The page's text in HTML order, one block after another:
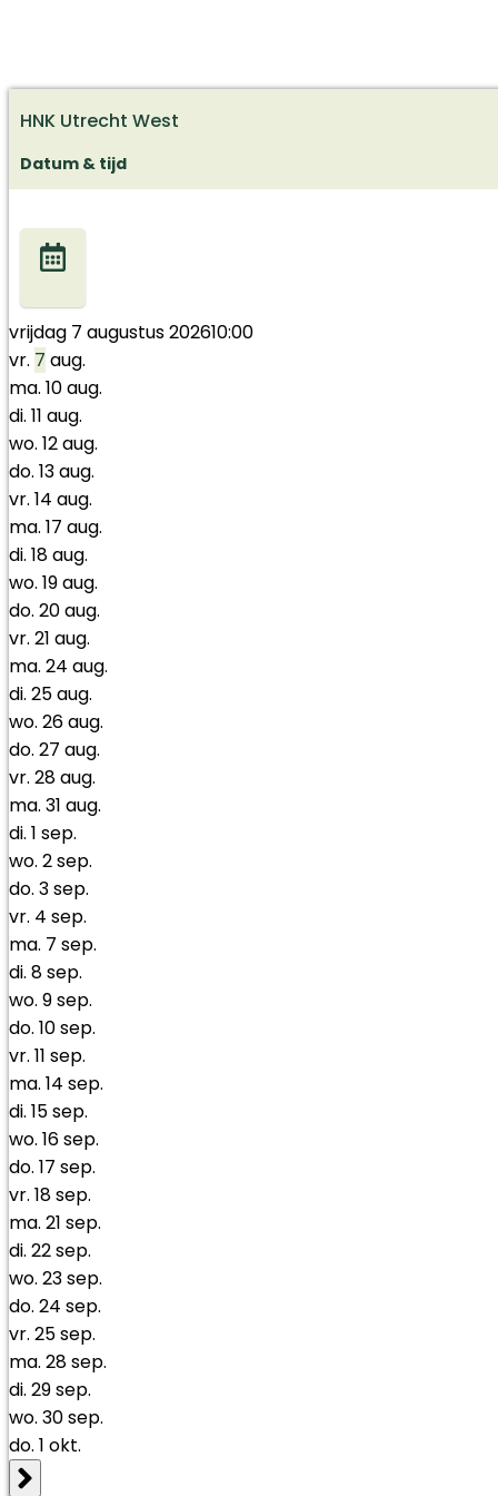
HNK Utrecht West
Datum & tijd
vrijdag 7 augustus 202610:00
vr. 7 aug.
ma. 10aug.
di. 11 aug.
wo. 12aug.
do. 13aug.
vr. 14 aug.
ma. 17 aug.
di. 18aug.
wo. 19aug.
do. 20aug.
vr. 21 aug.
ma. 24 aug.
di. 25aug.
wo. 26aug.
do. 27 aug.
vr. 28aug.
ma. 31 aug.
di. 1 sep.
wo. 2sep.
do. 3sep.
vr. 4 sep.
ma. 7 sep.
di. 8sep.
wo. 9sep.
do. 10sep.
vr. 11 sep.
ma. 14 sep.
di. 15sep.
wo. 16sep.
do. 17 sep.
vr. 18sep.
ma. 21 sep.
di. 22sep.
wo. 23sep.
do. 24 sep.
vr. 25sep.
ma. 28sep.
di. 29sep.
wo. 30sep.
do. 1 okt.